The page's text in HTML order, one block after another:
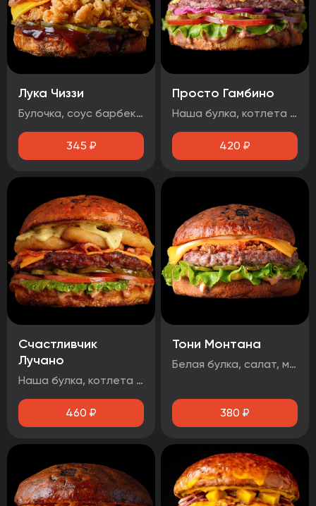
Лука Чиззи
Булочка, соус барбекю , огурец маринованный, луковые кольца, бекон, сыр чеддер, фирменная курочка в панировке
345 ₽
Просто Гамбино
Наша булка, котлета говяжья, помидор, лист салата, огурец маринованный, лук маринованный, соус барбекю, соус медово-горчичный.
420 ₽
Счастливчик
Лучано
Наша булка, котлета говяжья, бекон, сыр чеддер, помидор, огурец маринованный, лист салата, луковые кольца, соус барбекю.
460 ₽
Тони Монтана
Белая булка, салат, маринованные огурцы, говядина, чеддер, фритюрный лук, два фирменных соуса
380 ₽